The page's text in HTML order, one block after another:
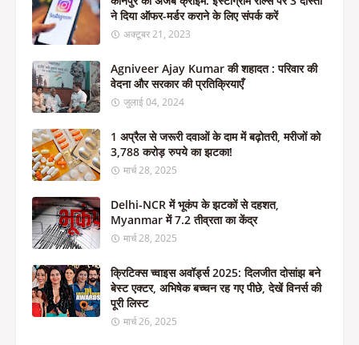
ने दिया ऑफर-मर्डर कराने के लिए संपर्क करें
अक्टूबर 21, 2023
Agniveer Ajay Kumar की शहादत : परिवार की
वेदना और सरकार की प्रतिक्रियाएँ
जुलाई 04, 2024
1 अप्रैल से जरूरी दवाओं के दाम में बढ़ोतरी, मरीजों को
3,788 करोड़ रुपये का झटका!
मार्च 28, 2025
Delhi-NCR में भूकंप के झटकों से दहशत,
Myanmar में 7.2 तीव्रता का केंद्र
मार्च 28, 2025
क्रिटिक्स च्वाइस अवॉर्ड्स 2025: दिलजीत दोसांझ बने
बेस्ट एक्टर, अभिषेक बच्चन रह गए पीछे, देखें विनर्स की
पूरी लिस्ट
मार्च 26, 2025